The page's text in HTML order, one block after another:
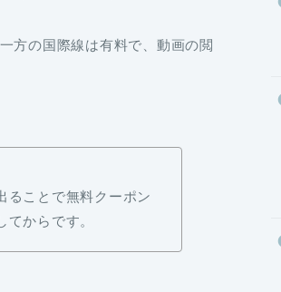
方の国際線は有料で、動画の閲
ることで無料クーポン
からです。